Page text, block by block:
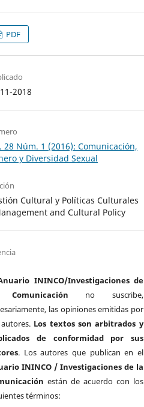
PDF
2018
28 Núm. 1 (2016): Comunicación,
y Diversidad Sexual
Cultural y Políticas Culturales
and Cultural Policy
ININCO/Investigaciones de
no suscribe,
las opiniones emitidas por
Los textos son arbitrados y
de conformidad por sus
. Los autores que publican en el
ININCO / Investigaciones de la
están de acuerdo con los
términos: